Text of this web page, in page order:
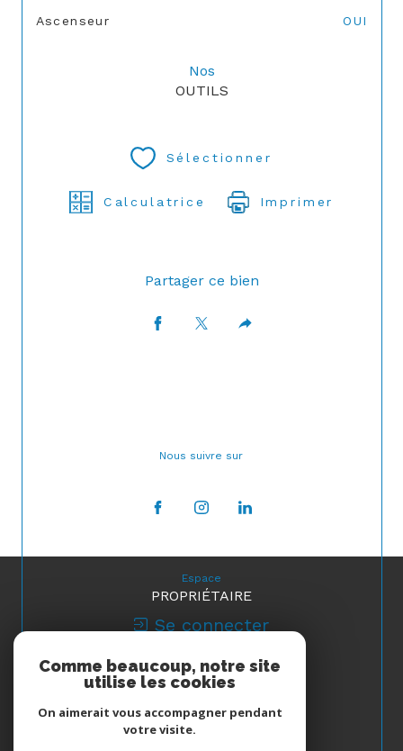
Ascenseur OUI
Nos
OUTILS
Sélectionner
Calculatrice Imprimer
Partager ce bien
Nous suivre sur
Espace
PROPRIÉTAIRE
Se connecter
Nous
ADHÉRONS
Comme beaucoup, notre site
utilise les cookies
On aimerait vous accompagner pendant
votre visite.